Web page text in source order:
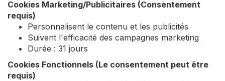
Cookies Marketing/Publicitaires (Consentement
requis)
Personnalisent le contenu et les publicités
Suivent l'efficacité des campagnes marketing
Durée : 31 jours
Cookies Fonctionnels (Le consentement peut être
requis)